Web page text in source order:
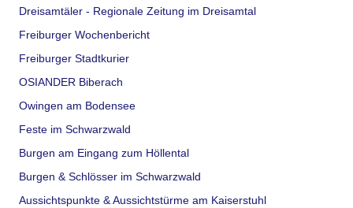
Dreisamtäler - Regionale Zeitung im Dreisamtal
Freiburger Wochenbericht
Freiburger Stadtkurier
OSIANDER Biberach
Owingen am Bodensee
Feste im Schwarzwald
Burgen am Eingang zum Höllental
Burgen & Schlösser im Schwarzwald
Aussichtspunkte & Aussichtstürme am Kaiserstuhl